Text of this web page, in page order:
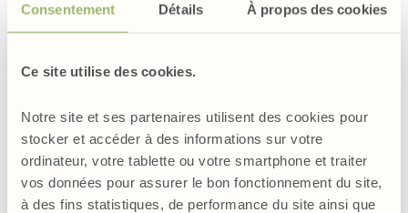
Consentement Détails À propos des cookies
Ce site utilise des cookies.
Notre site et ses partenaires utilisent des cookies pour
stocker et accéder à des informations sur votre
ordinateur, votre tablette ou votre smartphone et traiter
vos données pour assurer le bon fonctionnement du site,
à des fins statistiques, de performance du site ainsi que
Nos formules contenant de l'aubépine